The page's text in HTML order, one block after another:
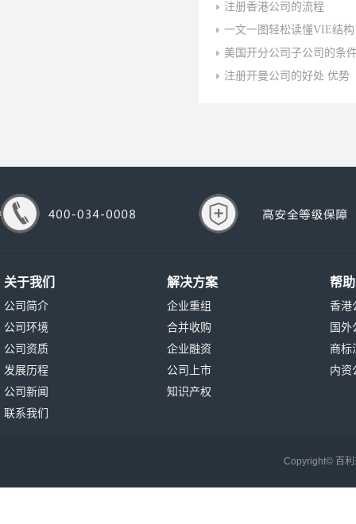
注册香港公司的流程
一文一图轻松读懂VIE结
美国开分公司子公司的条
注册开曼公司的好处 优势
关于我们
公司简介
公司环境
公司资质
发展历程
公司新闻
联系我们
解决方案
企业重组
合并收购
企业融资
公司上市
知识产权
帮
香港
国外
商标
内资
Copyright© 百